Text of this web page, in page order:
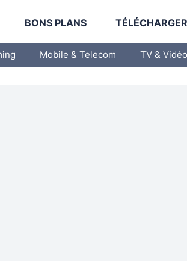
BONS PLANS
Mobile & Telecom TV & Vidéo